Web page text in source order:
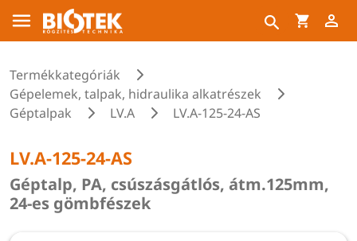
Termékkategóriák
Gépelemek, talpak, hidraulika alkatrészek
Géptalpak
LV.A LV.A-125-24-AS
LV.A-125-24-AS
Géptalp, PA, csúszásgátlós, átm.125mm,
24-es gömbfészek